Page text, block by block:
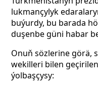
lukmançylyk
buýurdy, bu barada
duşenbe güni habar
Onuň sözlerine görä,
wekilleri bilen
ýolbaşçysy: